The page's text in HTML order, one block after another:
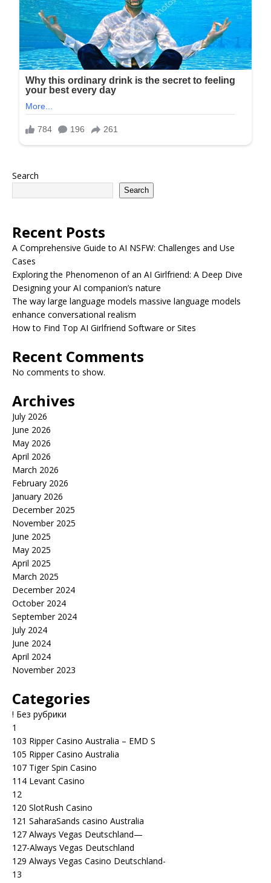
Search
Search
Recent Posts
A Comprehensive Guide to AI NSFW: Challenges and Use
Cases
Exploring the Phenomenon of an AI Girlfriend: A Deep Dive
Designing your AI companion’s nature
The way large language models massive language models
enhance conversational realism
How to Find Top AI Girlfriend Software or Sites
Recent Comments
No comments to show.
Archives
July 2026
June 2026
May 2026
April 2026
March 2026
February 2026
January 2026
December 2025
November 2025
June 2025
May 2025
April 2025
March 2025
December 2024
October 2024
September 2024
July 2024
June 2024
April 2024
November 2023
Categories
! Без рубрики
1
103 Ripper Casino Australia – EMD S
105 Ripper Casino Australia
107 Tiger Spin Casino
114 Levant Casino
12
120 SlotRush Casino
121 SaharaSands casino Australia
127 Always Vegas Deutschland—
127-Always Vegas Deutschland
129 Always Vegas Casino Deutschland-
13